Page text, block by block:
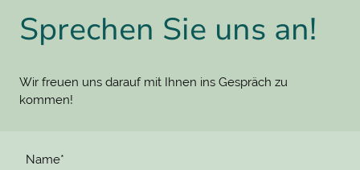
Sprechen Sie uns an!
Wir freuen uns darauf mit Ihnen ins Gespräch zu
kommen!
Name*